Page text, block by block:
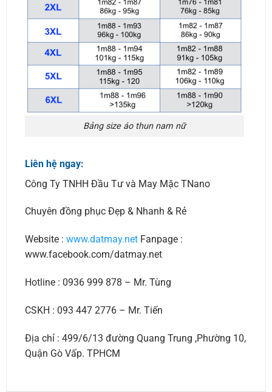
Bảng size áo thun nam nữ
Liên hệ ngay:
Công Ty TNHH Đầu Tư và May Mặc TNano
Chuyên đồng phục Đẹp & Nhanh & Rẻ
Website : www.datmay.netFanpage :
www.facebook.com/datmay.net
Hotline : 0936 999 878 – Mr. Tùng
CSKH : 093 447 2776 – Mr. Tiến
Địa chỉ : 499/6/13 đường Quang Trung ,Phường 10,
Quận Gò Vấp. TPHCM